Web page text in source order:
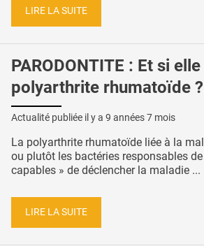
LIRE LA SUITE
PARODONTITE : Et si
polyarthrite rhumatoïde ?
Actualité publiée il y a 9 années 7 mois
La polyarthrite rhumatoïde liée à la
ou plutôt les bactéries responsables
capables » de déclencher la maladie ...
LIRE LA SUITE